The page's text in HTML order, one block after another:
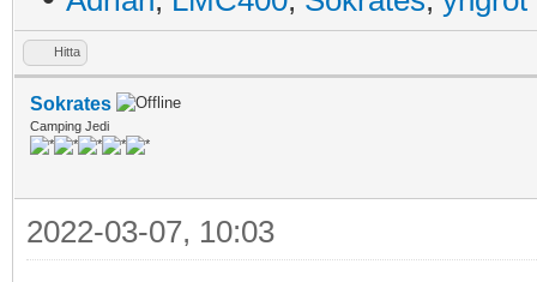
Hitta
Sokrates
Camping Jedi
2022-03-07, 10:03